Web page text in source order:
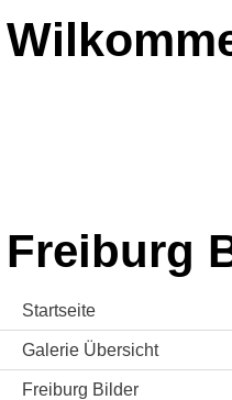
Freiburg
Startseite
Galerie Übersicht
Freiburg Bilder